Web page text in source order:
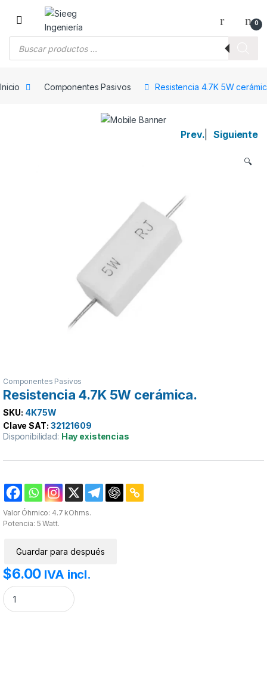
Saltar a la navegación
Saltar al contenido
0
Inicio Componentes Pasivos Resistencia 4.7K 5W
Prev. Siguiente
🔍
Componentes Pasivos
Resistencia 4.7K 5W cerámica.
SKU: 4K75W
Clave SAT: 32121609
Disponibilidad: Hay existencias
Valor Óhmico: 4.7 kOhms.
Potencia: 5 Watt.
Guardar para después
$6.00 IVA incl.
Resistencia 4.7K 5W cerámica. cantidad